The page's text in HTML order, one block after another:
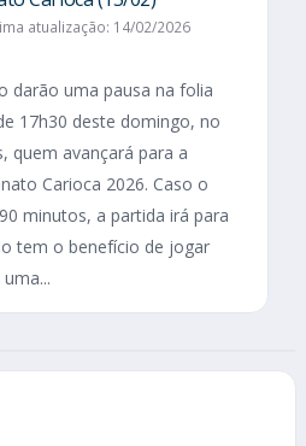
atualização: 14/02/2026
darão uma pausa na folia
17h30 deste domingo, no
quem avançará para a
Carioca 2026. Caso o
minutos, a partida irá para
tem o benefício de jogar